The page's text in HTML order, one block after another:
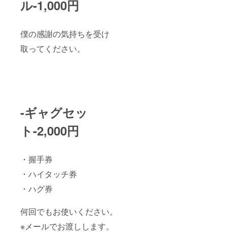
ル-1,000円
僕の感謝の気持ちを受け
取ってください。
-ギャグセッ
ト-2,000円
・握手券
・ハイタッチ券
・ハグ券
何回でもお使いください。
※メールでお渡しします。